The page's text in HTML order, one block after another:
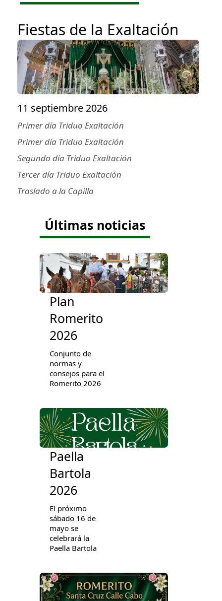
Sra.
del
Rosario
Fiestas de la Exaltación
11 septiembre 2026
Primer día Triduo Exaltación
Primer día Triduo Exaltación
Segundo día Triduo Exaltación
Tercer día Triduo Exaltación
Traslado a la Capilla
Últimas noticias
Plan
Romerito
2026
Conjunto de
normas y
consejos para el
Romerito 2026
Paella
Bartola
2026
El próximo
sábado 16 de
mayo se
celebrará la
Paella Bartola